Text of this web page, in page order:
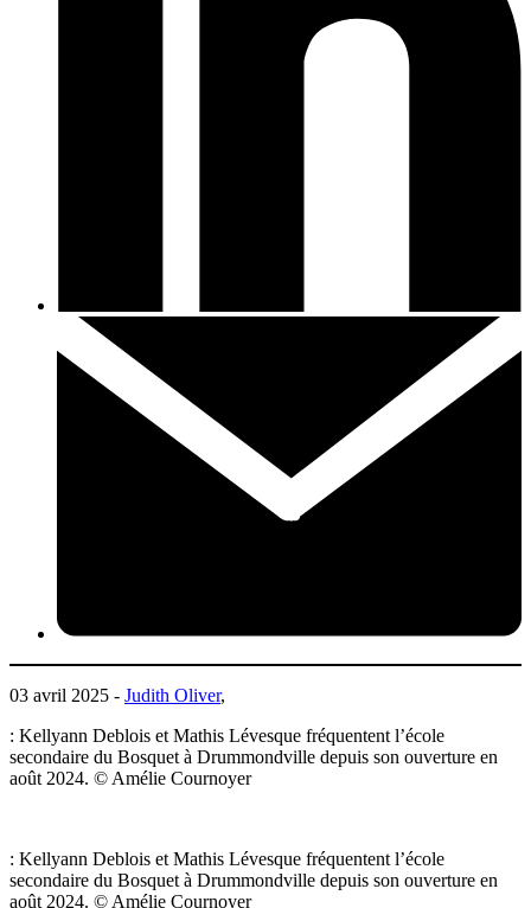
03 avril 2025 - Judith Oliver,
: Kellyann Deblois et Mathis Lévesque fréquentent l’école
secondaire du Bosquet à Drummondville depuis son ouverture en
août 2024. © Amélie Cournoyer
: Kellyann Deblois et Mathis Lévesque fréquentent l’école
secondaire du Bosquet à Drummondville depuis son ouverture en
août 2024. © Amélie Cournoyer